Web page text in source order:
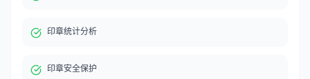
印章统计分析
印章安全保护